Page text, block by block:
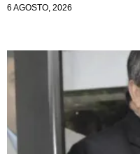
6 AGOSTO, 2026